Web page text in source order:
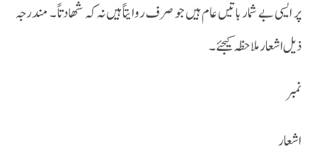
پر ایسی بے شمار باتیں عام ہیں جو صرف روایتاً ہیں نہ کہ شھادتاً ۔ مندرجہ
ذیل اشعار ملاحظہ کیجئے ۔
نمبر
اشعار